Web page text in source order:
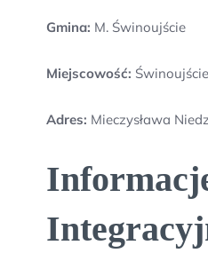
Gmina: M. Świnoujście
Miejscowość: Świnoujście
Adres: Mieczysława